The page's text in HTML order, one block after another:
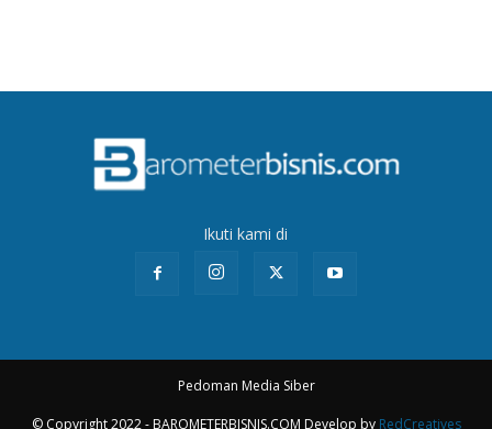
Ikuti kami di
Pedoman Media Siber
© Copyright 2022 - BAROMETERBISNIS.COM Develop by RedCreatives